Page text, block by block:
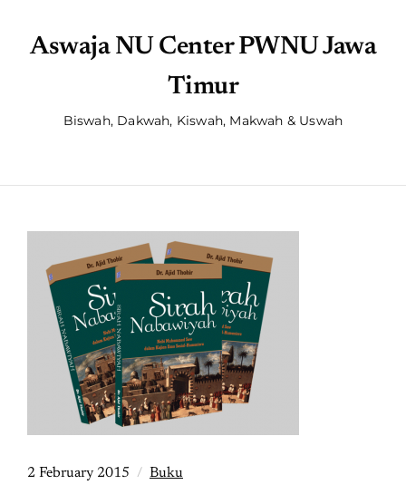
Aswaja NU Center PWNU Jawa
Timur
Biswah, Dakwah, Kiswah, Makwah & Uswah
2 February 2015 Buku